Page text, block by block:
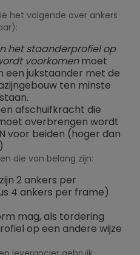
het volgende over ankers
het staanderprofiel op
voorkomenmoet
een jukstaander met de
ten minste
afschuifkracht die
overbrengen wordt
voor beiden (hoger dan
die van belang zijn:
2 ankers per
4 ankers per frame)
mag, als tordering
op een andere wijze